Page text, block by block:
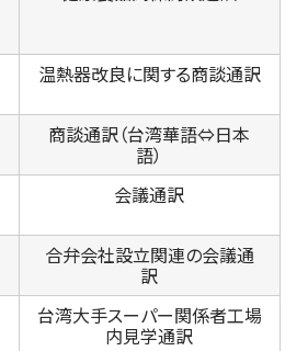
温熱器改良に関する商談通訳
商談通訳（台湾華語⇔日本
語）
会議通訳
合弁会社設立関連の会議通
訳
台湾大手スーパー関係者工場
内見学通訳